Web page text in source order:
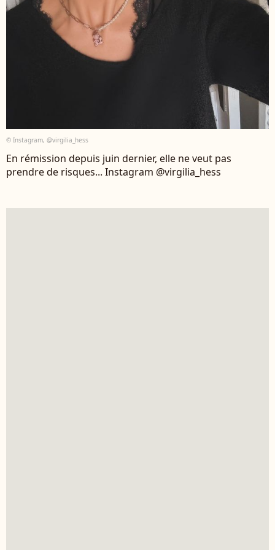
© Instagram, @virgilia_hess
En rémission depuis juin dernier, elle ne veut pas
prendre de risques... Instagram @virgilia_hess